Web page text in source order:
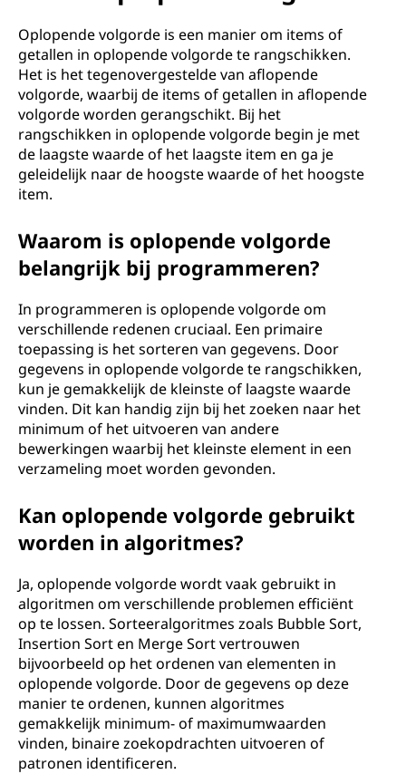
Oplopende volgorde is een manier om items of
getallen in oplopende volgorde te rangschikken.
Het is het tegenovergestelde van aflopende
volgorde, waarbij de items of getallen in aflopende
volgorde worden gerangschikt. Bij het
rangschikken in oplopende volgorde begin je met
de laagste waarde of het laagste item en ga je
geleidelijk naar de hoogste waarde of het hoogste
item.
Waarom is oplopende volgorde
belangrijk bij programmeren?
In programmeren is oplopende volgorde om
verschillende redenen cruciaal. Een primaire
toepassing is het sorteren van gegevens. Door
gegevens in oplopende volgorde te rangschikken,
kun je gemakkelijk de kleinste of laagste waarde
vinden. Dit kan handig zijn bij het zoeken naar het
minimum of het uitvoeren van andere
bewerkingen waarbij het kleinste element in een
verzameling moet worden gevonden.
Kan oplopende volgorde gebruikt
worden in algoritmes?
Ja, oplopende volgorde wordt vaak gebruikt in
algoritmen om verschillende problemen efficiënt
op te lossen. Sorteeralgoritmes zoals Bubble Sort,
Insertion Sort en Merge Sort vertrouwen
bijvoorbeeld op het ordenen van elementen in
oplopende volgorde. Door de gegevens op deze
manier te ordenen, kunnen algoritmes
gemakkelijk minimum- of maximumwaarden
vinden, binaire zoekopdrachten uitvoeren of
patronen identificeren.